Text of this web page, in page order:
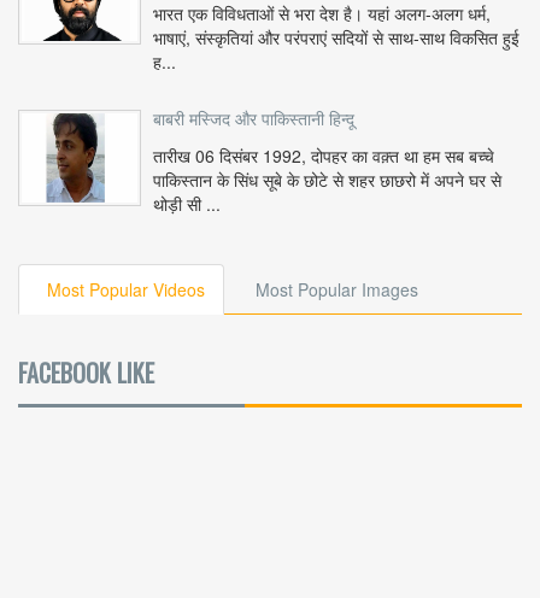
भारत एक विविधताओं से भरा देश है। यहां अलग-अलग धर्म,
भाषाएं, संस्कृतियां और परंपराएं सदियों से साथ-साथ विकसित हुई
ह...
बाबरी मस्जिद और पाकिस्तानी हिन्दू
तारीख 06 दिसंबर 1992, दोपहर का वक़्त था हम सब बच्चे
पाकिस्तान के सिंध सूबे के छोटे से शहर छाछरो में अपने घर से
थोड़ी सी ...
Most Popular Videos Most Popular Images
FACEBOOK LIKE